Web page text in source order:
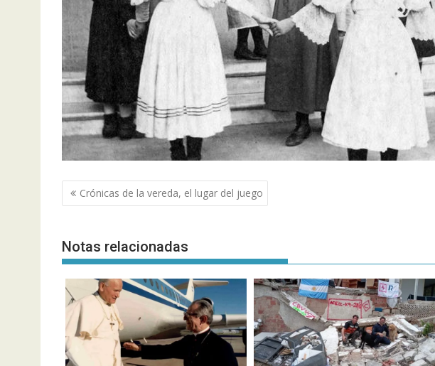
Navegación
de
Crónicas de la vereda, el lugar del juego
Notas relacionadas